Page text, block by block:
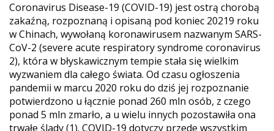
Coronavirus Disease-19 (COVID-19) jest ostrą chorobą
zakaźną, rozpoznaną i opisaną pod koniec 20219 roku
w Chinach, wywołaną koronawirusem nazwanym SARS-
CoV-2 (severe acute respiratory syndrome coronavirus
2), która w błyskawicznym tempie stała się wielkim
wyzwaniem dla całego świata. Od czasu ogłoszenia
pandemii w marcu 2020 roku do dziś jej rozpoznanie
potwierdzono u łącznie ponad 260 mln osób, z czego
ponad 5 mln zmarło, a u wielu innych pozostawiła ona
trwałe ślady (1). COVID-19 dotyczy przede wszystkim